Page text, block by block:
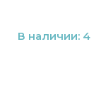
В наличии: 4